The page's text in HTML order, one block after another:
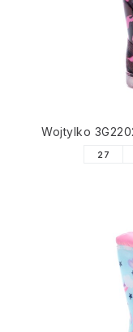
Wojtylko
27